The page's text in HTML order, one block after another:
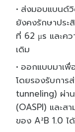
ส่งมอบแบนด์
ยังคงรักษาปร
ที่ 62 μs และคว
เดิม
ออกแบบมาเ
โดยรองรับการ
tunneling) ผ่า
(OASPI) และส
ของ A²B 1.0